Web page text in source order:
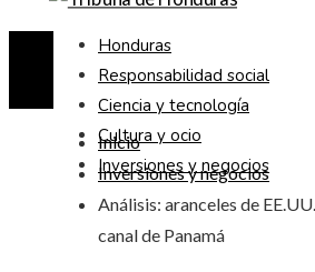
Honduras
Responsabilidad social
Ciencia y tecnología
Cultura y ocio
Inversiones y negocios
Inicio
Inversiones y negocios
Análisis: aranceles de
canal de Panamá